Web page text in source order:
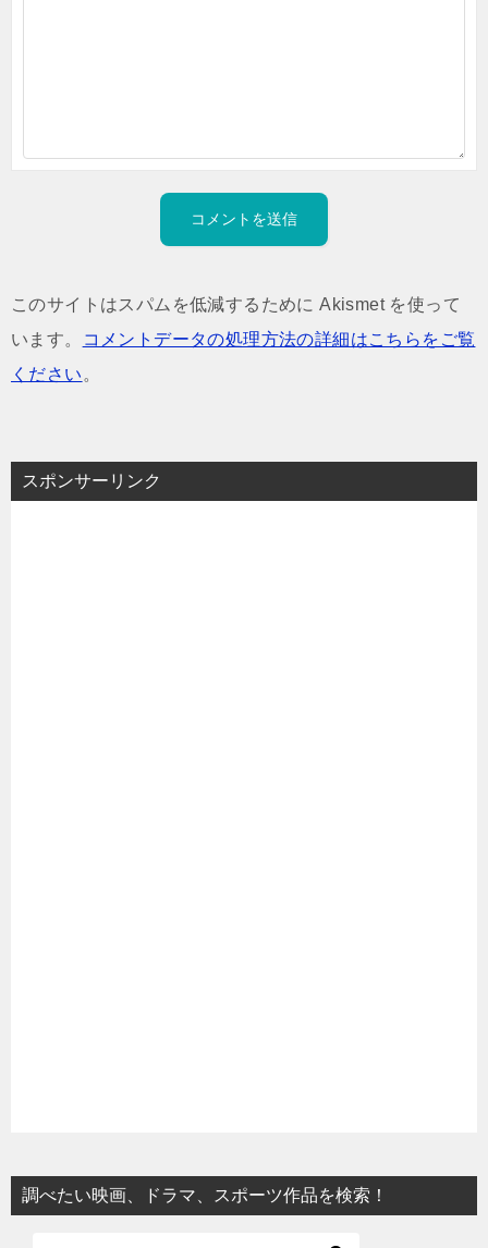
このサイトはスパムを低減するために Akismet を使って
います。
コメントデータの処理方法の詳細はこちらをご覧
ください 。
スポンサーリンク
調べたい映画、ドラマ、スポーツ作品を検索！